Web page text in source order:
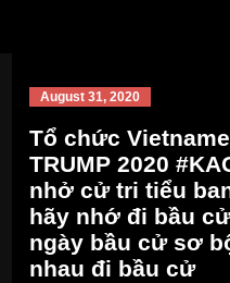
August 31, 2020
Tổ chức
TRUMP 2020
nhở cử tri tiểu
hãy nhớ đi bầu
ngày bầu cử sơ
nhau đi bầu cử